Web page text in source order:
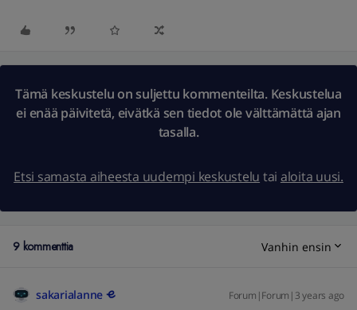
Tämä keskustelu on suljettu kommenteilta. Keskustelua
ei enää päivitetä, eivätkä sen tiedot ole välttämättä ajan
tasalla.
Etsi samasta aiheesta uudempi keskustelu tai aloita uusi.
9 kommenttia Vanhin ensin
sakarialanne Forum|Forum|3 years ago